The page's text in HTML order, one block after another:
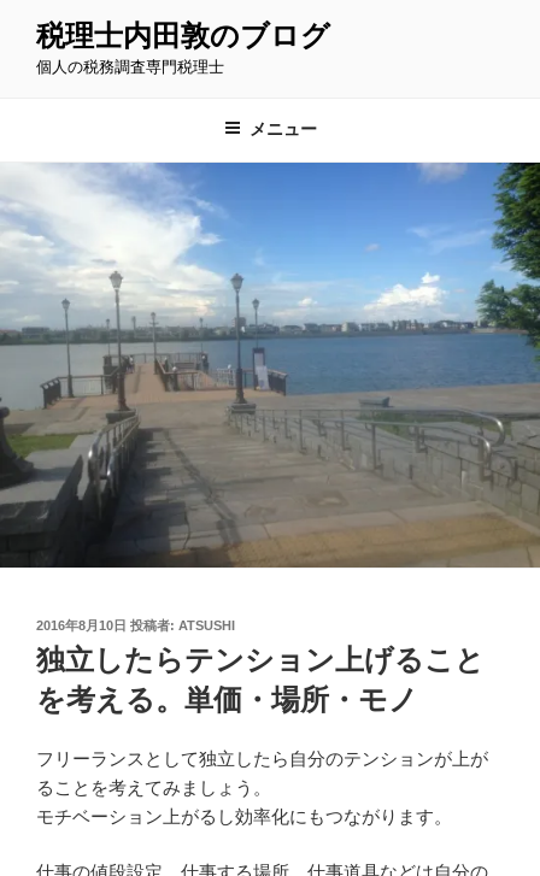
キ
ッ
税理士内田敦のブログ
個人の税務調査専門税理士
メニュー
投
稿
日:
2016年8月10日 投稿者: ATSUSHI
独立したらテンション上げること
を考える。単価・場所・モノ
フリーランスとして独立したら自分のテンションが上が
ることを考えてみましょう。
モチベーション上がるし効率化にもつながります。